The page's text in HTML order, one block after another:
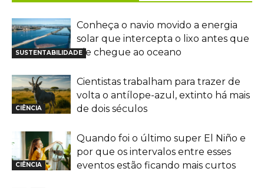
SUSTENTABILIDADE
Conheça o navio movido a energia
solar que intercepta o lixo antes que
ele chegue ao oceano
CIÊNCIA
Cientistas trabalham para trazer de
volta o antílope-azul, extinto há mais
de dois séculos
CIÊNCIA
Quando foi o último super El Niño e
por que os intervalos entre esses
eventos estão ficando mais curtos